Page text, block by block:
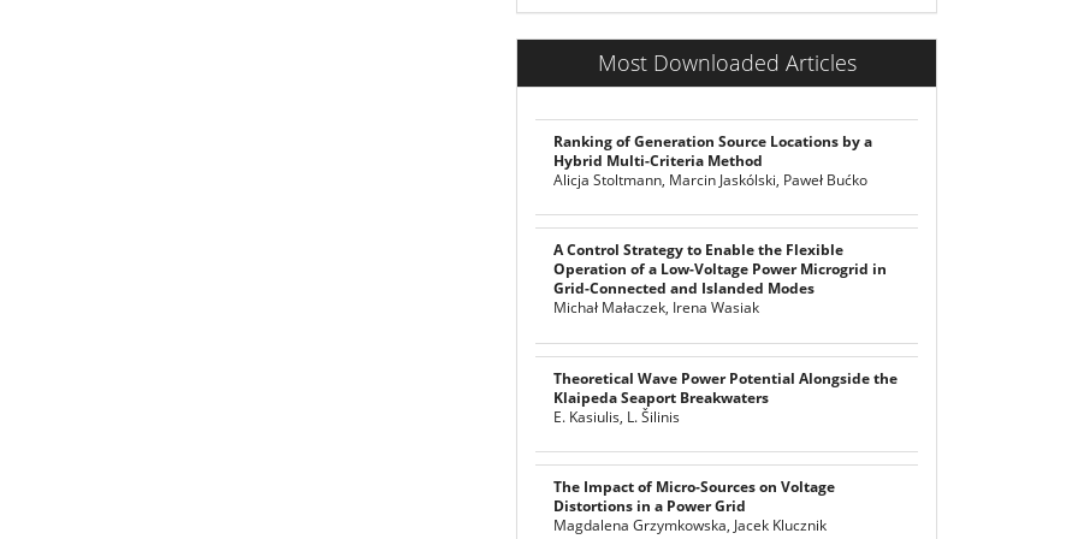
Most Downloaded Articles
Ranking of Generation Source Locations by a
Hybrid Multi-Criteria Method
Alicja Stoltmann, Marcin Jaskólski, Paweł Bućko
A Control Strategy to Enable the Flexible
Operation of a Low-Voltage Power Microgrid in
Grid-Connected and Islanded Modes
Michał Małaczek, Irena Wasiak
Theoretical Wave Power Potential Alongside the
Klaipeda Seaport Breakwaters
E. Kasiulis, L. Šilinis
The Impact of Micro-Sources on Voltage
Distortions in a Power Grid
Magdalena Grzymkowska, Jacek Klucznik